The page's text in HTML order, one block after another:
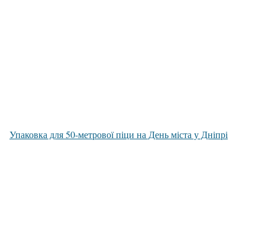
Упаковка для 50-метрової піци на День міста у Дніпрі